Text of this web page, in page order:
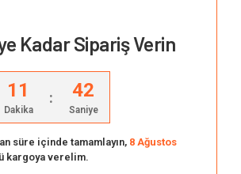
Kadar Sipariş Verin
11
Dakika
: 41
Saniye
süre içinde tamamlayın, 8 Ağustos
kargoya verelim.